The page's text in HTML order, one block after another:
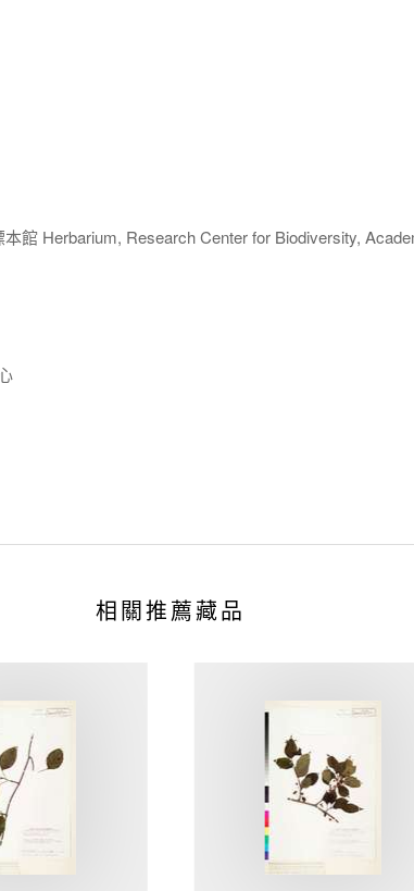
館 Herbarium, Research Center for Biodiversity,
相關推薦藏品